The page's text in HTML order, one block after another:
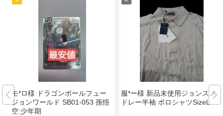
モ*ロ様 ドラゴンボールフュー
ジョンワールド SB01-053 孫悟
空:少年期
服*ー様 新品未使用ジョンスメ
ドレー半袖 ポロシャツSizeL